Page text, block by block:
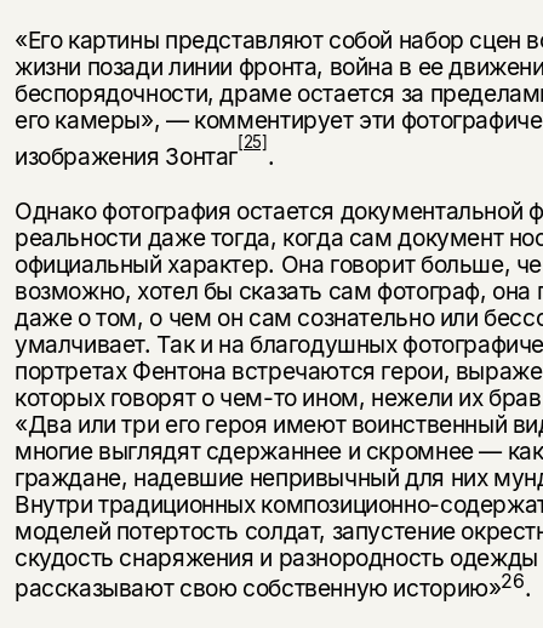
«Его картины представляют собой набор сцен
жизни позади ли­нии фронта, война в ее
беспорядочности, драме остается за
его камеры», — комментирует эти
изобра­жения Зонтаг[25].
Однако фотография остается документальной
реальности даже тогда, когда сам документ
официальный характер. Она говорит больше,
возможно, хотел бы сказать сам фотограф, она
даже о том, о чем он сам сознательно или
умалчивает. Так и на бла­годушных
портретах Фентона встречаются герои,
которых говорят о чем-то ином, нежели их
«Два или три его героя имеют воинственный
многие выглядят сдержаннее и скромнее —
граждане, надевшие непривычный для них
Внутри традиционных композиционно-
моделей потер­тость солдат, запустение
скудость снаряжения и разнородность одежды
рассказывают свою собственную историю»26.